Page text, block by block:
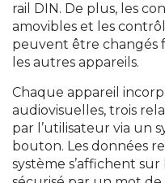
rail DIN. De plus, les
amovibles et les
peuvent être changés
les autres appareils.
Chaque appareil
audiovisuelles, trois
par l’utilisateur via un
bouton. Les données
système s’affichent